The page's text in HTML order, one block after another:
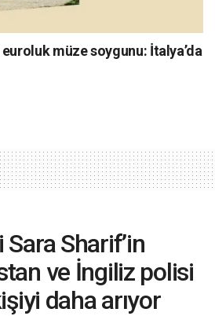
müze soygunu: İtalya’da
Sara Sharif’in
ve İngiliz polisi
daha arıyor